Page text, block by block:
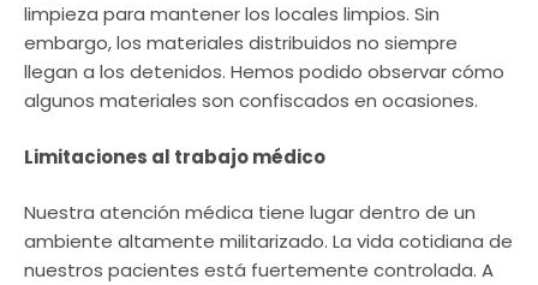
limpieza para mantener los locales limpios. Sin
embargo, los materiales distribuidos no siempre
llegan a los detenidos. Hemos podido observar cómo
algunos materiales son confiscados en ocasiones.
Limitaciones al trabajo médico
Nuestra atención médica tiene lugar dentro de un
ambiente altamente militarizado. La vida cotidiana de
nuestros pacientes está fuertemente controlada. A